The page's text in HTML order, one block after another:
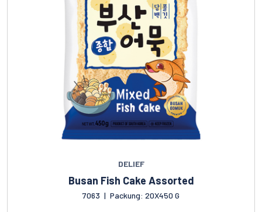
DELIEF
Busan Fish Cake Assorted
7063 | Packung: 20X450 G